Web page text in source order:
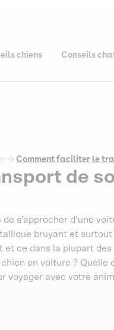
chiens Conseils
Comment faciliter le
de
s’approcher d’une
bruyant et
ce dans la plupart
en voiture ?
voyager avec votre